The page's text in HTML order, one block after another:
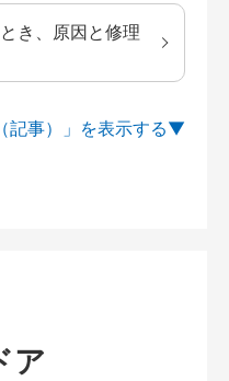
き、原因と修理
記事）」を
ア